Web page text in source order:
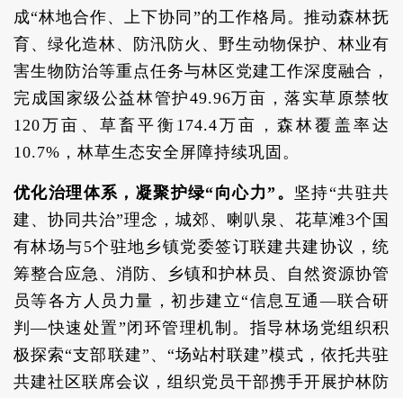
成“林地合作、上下协同”的工作格局。推动森林抚
育、绿化造林、防汛防火、野生动物保护、林业有
害生物防治等重点任务与林区党建工作深度融合，
完成国家级公益林管护49.96万亩，落实草原禁牧
120万亩、草畜平衡174.4万亩，森林覆盖率达
10.7%，林草生态安全屏障持续巩固。
优化治理体系，凝聚护绿“向心力”。 坚持“共驻共
建、协同共治”理念，城郊、喇叭泉、花草滩3个国
有林场与5个驻地乡镇党委签订联建共建协议，统
筹整合应急、消防、乡镇和护林员、自然资源协管
员等各方人员力量，初步建立“信息互通—联合研
判—快速处置”闭环管理机制。指导林场党组织积
极探索“支部联建”、“场站村联建”模式，依托共驻
共建社区联席会议，组织党员干部携手开展护林防